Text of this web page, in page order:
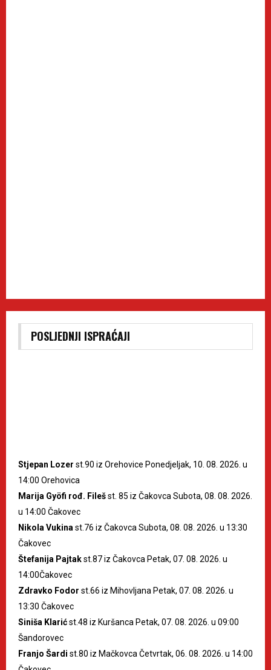
POSLJEDNJI ISPRAĆAJI
Stjepan Lozer st.90 iz Orehovice Ponedjeljak, 10. 08. 2026. u
14:00 Orehovica
Marija Gyöfi rođ. Filešst. 85 iz Čakovca Subota, 08. 08. 2026.
u 14:00 Čakovec
Nikola Vukina st.76 iz Čakovca Subota, 08. 08. 2026. u 13:30
Čakovec
Štefanija Pajtakst.87 iz Čakovca Petak, 07. 08. 2026. u
14:00Čakovec
Zdravko Fodor st.66 iz Mihovljana Petak, 07. 08. 2026. u
13:30 Čakovec
Siniša Klarićst.48 iz Kuršanca Petak, 07. 08. 2026. u 09:00
Šandorovec
Franjo Šardi st.80 iz Mačkovca Četvrtak, 06. 08. 2026. u 14:00